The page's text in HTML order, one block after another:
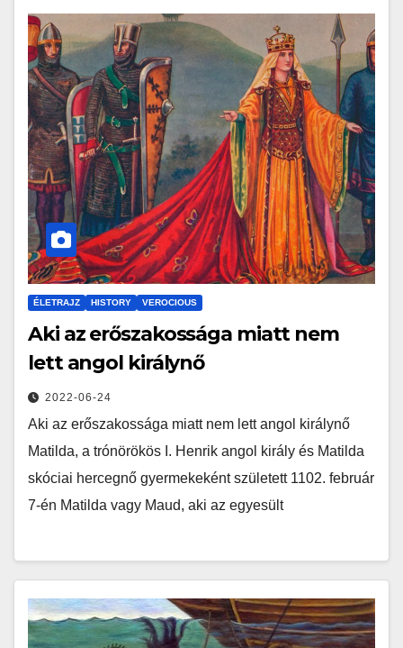
ÉLETRAJZ HISTORY VEROCIOUS
Aki az erőszakossága miatt nem
lett angol királynő
2022-06-24
Aki az erőszakossága miatt nem lett angol királynő
Matilda, a trónörökös I. Henrik angol király és Matilda
skóciai hercegnő gyermekeként született 1102. február
7-én Matilda vagy Maud, aki az egyesült